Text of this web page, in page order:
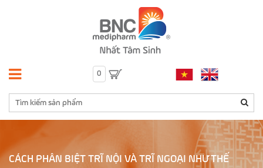
0
CÁCH PHÂN BIỆT TRĨ NỘI VÀ TRĨ NGOẠI NHƯ THẾ